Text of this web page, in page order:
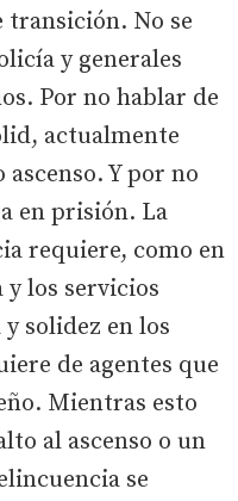
transición. No se
y generales
Por no hablar de
actualmente
Y por no
en prisión. La
requiere, como en
y los servicios
solidez en los
de agentes que
Mientras esto
al ascenso o un
se